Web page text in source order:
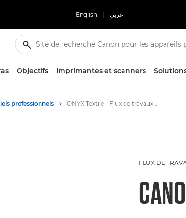
English | عربي
Objectifs Imprimantes et scanners
professionnels ONYX Textile - Flux de travaux de communication visuelle
FLUX DE